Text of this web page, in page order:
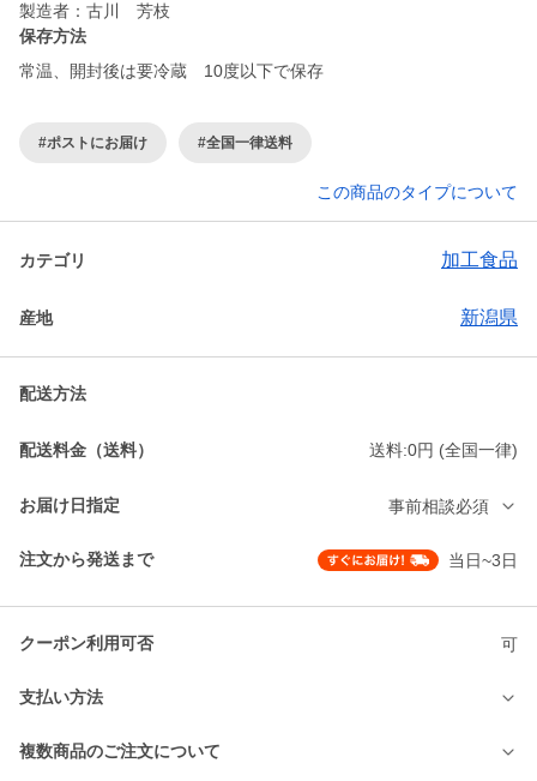
製造者：古川 芳枝
保存方法
常温、開封後は要冷蔵 10度以下で保存
#ポストにお届け #全国一律送料
この商品のタイプについて
カテゴリ 加工食品
産地 新潟県
配送方法
配送料金（送料） 送料:0円 (全国一律)
お届け日指定 事前相談必須
注文から発送まで 当日~3日
クーポン利用可否 可
支払い方法
複数商品のご注文について